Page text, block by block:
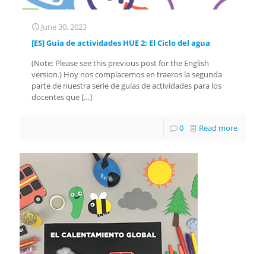
June 30, 2023
[ES] Guia de actividades HUE 2: El Ciclo del agua
(Note: Please see this previous post for the English
version.) Hoy nos complacemos en traeros la segunda
parte de nuestra serie de guías de actividades para los
docentes que […]
0 Read more